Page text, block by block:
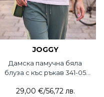
JOGGY
Дамска памучна бяла
блуза с къс ръкав 341-05
29,00 €/56,72 лв.